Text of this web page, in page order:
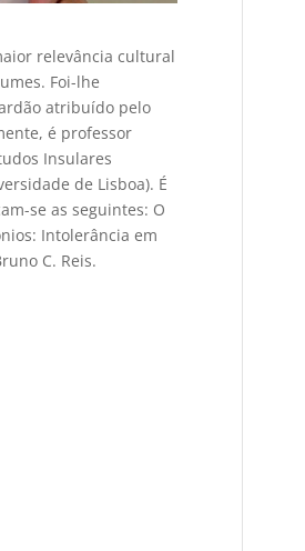
relevância cultural
Foi-lhe
atribuído pelo
é professor
Insulares
de Lisboa). É
se as seguintes: O
Intolerância em
C. Reis.